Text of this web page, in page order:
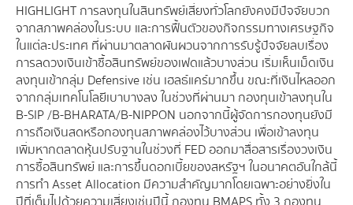
HIGHLIGHT การลงทุนในสินทรัพย์เสี่ยงทั่วโลกยังคงมีปัจจัยบวก
จากสภาพคล่องในระบบ และการฟื้นตัวของกิจกรรมทางเศรษฐกิจ
ในแต่ละประเทศ ที่ผ่านมาตลาดผันผวนจากการรับรู้ปัจจัยลบเรื่อง
การลดวงเงินเข้าซื้อสินทรัพย์ของเฟดแล้วบางส่วน เริ่มเห็นเม็ดเงิน
ลงทุนเข้ากลุ่ม Defensive เช่น เฮลธ์แคร์มากขึ้น ขณะที่เงินไหลออก
จากกลุ่มเทคโนโลยีเบาบางลง ในช่วงที่ผ่านมา กองทุนเข้าลงทุนใน
B-SIP /B-BHARATA/B-NIPPON นอกจากนี้ผู้จัดการกองทุนยังมี
การถือเงินสดหรือกองทุนสภาพคล่องไว้บางส่วน เพื่อเข้าลงทุน
เพิ่มหากตลาดหุ้นปรับฐานในช่วงที่ FED ออกมาสื่อสารเรื่องวงเงิน
การซื้อสินทรัพย์ และการขึ้นดอกเบี้ยของสหรัฐฯ ในอนาคตอันใกล้นี้
การทำ Asset Allocation มีความสำคัญมากโดยเฉพาะอย่างยิ่งใน